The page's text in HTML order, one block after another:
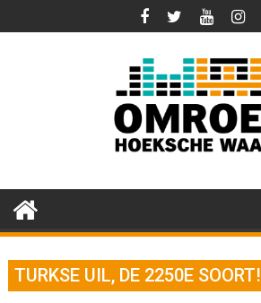
naar
TURKSE UIL, DE 2250E SOORT!